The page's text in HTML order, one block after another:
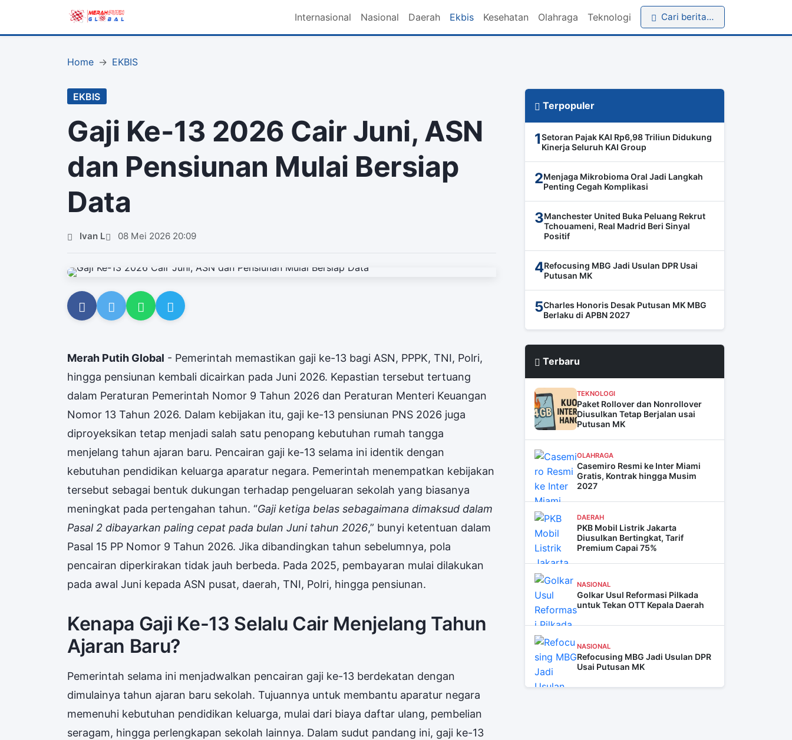
Internasional Nasional Daerah Ekbis Kesehatan Olahraga Teknologi Cari berita…
Home EKBIS
EKBIS
Gaji Ke-13 2026 Cair Juni, ASN
dan Pensiunan Mulai Bersiap
Data
Ivan L 08 Mei 2026 20:09
Merah Putih Global - Pemerintah memastikan gaji ke-13 bagi ASN, PPPK, TNI, Polri,
hingga pensiunan kembali dicairkan pada Juni 2026. Kepastian tersebut tertuang
dalam Peraturan Pemerintah Nomor 9 Tahun 2026 dan Peraturan Menteri Keuangan
Nomor 13 Tahun 2026. Dalam kebijakan itu, gaji ke-13 pensiunan PNS 2026 juga
diproyeksikan tetap menjadi salah satu penopang kebutuhan rumah tangga
menjelang tahun ajaran baru. Pencairan gaji ke-13 selama ini identik dengan
kebutuhan pendidikan keluarga aparatur negara. Pemerintah menempatkan kebijakan
tersebut sebagai bentuk dukungan terhadap pengeluaran sekolah yang biasanya
meningkat pada pertengahan tahun. “Gaji ketiga belas sebagaimana dimaksud dalam
Pasal 2 dibayarkan paling cepat pada bulan Juni tahun 2026,” bunyi ketentuan dalam
Pasal 15 PP Nomor 9 Tahun 2026. Jika dibandingkan tahun sebelumnya, pola
pencairan diperkirakan tidak jauh berbeda. Pada 2025, pembayaran mulai dilakukan
pada awal Juni kepada ASN pusat, daerah, TNI, Polri, hingga pensiunan.
Kenapa Gaji Ke-13 Selalu Cair Menjelang Tahun
Ajaran Baru?
Pemerintah selama ini menjadwalkan pencairan gaji ke-13 berdekatan dengan
dimulainya tahun ajaran baru sekolah. Tujuannya untuk membantu aparatur negara
memenuhi kebutuhan pendidikan keluarga, mulai dari biaya daftar ulang, pembelian
seragam, hingga perlengkapan sekolah lainnya. Dalam sudut pandang ini, gaji ke-13
Terpopuler
1Setoran Pajak KAI Rp6,98 Triliun Didukung
Kinerja Seluruh KAI Group
2Menjaga Mikrobioma Oral Jadi Langkah
Penting Cegah Komplikasi
3Manchester United Buka Peluang Rekrut
Tchouameni, Real Madrid Beri Sinyal
Positif
4Refocusing MBG Jadi Usulan DPR Usai
Putusan MK
5Charles Honoris Desak Putusan MK MBG
Berlaku di APBN 2027
Terbaru
TEKNOLOGI
Paket Rollover dan Nonrollover
Diusulkan Tetap Berjalan usai
Putusan MK
OLAHRAGA
Casemiro Resmi ke Inter Miami
Gratis, Kontrak hingga Musim
2027
DAERAH
PKB Mobil Listrik Jakarta
Diusulkan Bertingkat, Tarif
Premium Capai 75%
NASIONAL
Golkar Usul Reformasi Pilkada
untuk Tekan OTT Kepala Daerah
NASIONAL
Refocusing MBG Jadi Usulan DPR
Usai Putusan MK